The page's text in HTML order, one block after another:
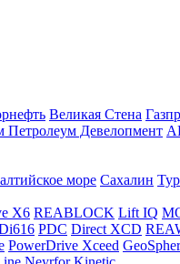
Великая Стена
Петролеум Девелопмент
море Сахалин
X6 REABLOCK Lift IQ
PDC Direct XCD
PowerDrive Xceed